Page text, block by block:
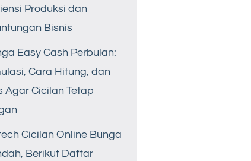
Produksi dan
Bisnis
Easy Cash Perbulan:
Cara Hitung, dan
Agar Cicilan Tetap
Cicilan Online Bunga
Berikut Daftar